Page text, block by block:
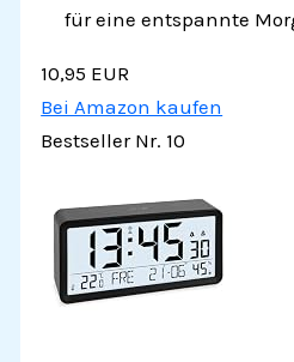
für eine entspannte
10,95 EUR
Bei Amazon kaufen
Bestseller Nr. 10